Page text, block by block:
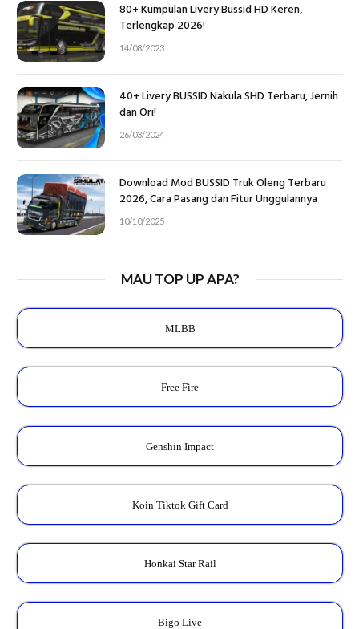
80+ Kumpulan Livery Bussid HD Keren,
Terlengkap 2026!
14/08/2023
40+ Livery BUSSID Nakula SHD Terbaru, Jernih
dan Ori!
26/03/2024
Download Mod BUSSID Truk Oleng Terbaru
2026, Cara Pasang dan Fitur Unggulannya
10/10/2025
MAU TOP UP APA?
MLBB
Free Fire
Genshin Impact
Koin Tiktok Gift Card
Honkai Star Rail
Bigo Live